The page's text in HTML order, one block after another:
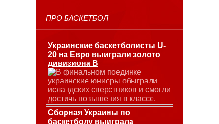
ПРО БАСКЕТБОЛ
Украинские баскетболисты U-
20 на Евро выиграли золото
дивизиона В
В финальном поединке
украинские юниоры обыграли
исландских сверстников и смогли
достичь повышения в классе.
Сборная Украины по
баскетболу выиграла